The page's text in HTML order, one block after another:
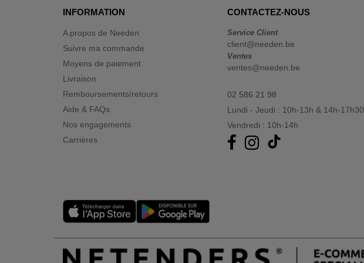
Starworld (14)
Tee Jays (61)
Tombo (8)
Tombo Teamsport (1)
Westford mill
INFORMATION
A propos de Needen
Suivre ma commande
Moyens de paiement
Livraison
Remboursements/retours
Aide & FAQs
Nos engagements
Carrières
CONTACTEZ-NOUS
Service Client
client@needen.be
Ventes
ventes@needen.be
02 586 21 98
Lundi - Jeudi : 10h-13h & 14h-17h30
Vendredi : 10h-14h